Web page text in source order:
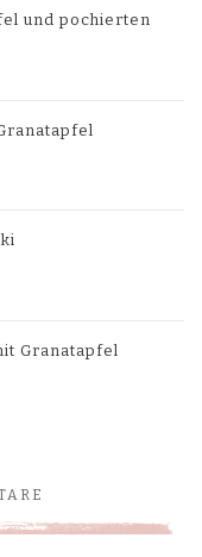
und pochierten
Granatapfel